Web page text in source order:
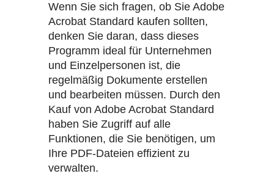
Wenn Sie sich fragen, ob Sie Adobe
Acrobat Standard kaufen sollten,
denken Sie daran, dass dieses
Programm ideal für Unternehmen
und Einzelpersonen ist, die
regelmäßig Dokumente erstellen
und bearbeiten müssen. Durch den
Kauf von Adobe Acrobat Standard
haben Sie Zugriff auf alle
Funktionen, die Sie benötigen, um
Ihre PDF-Dateien effizient zu
verwalten.